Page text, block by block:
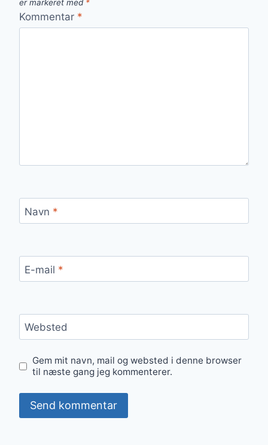
er markeret med *
Kommentar *
Navn *
E-mail *
Websted
Gem mit navn, mail og websted i denne browser
til næste gang jeg kommenterer.